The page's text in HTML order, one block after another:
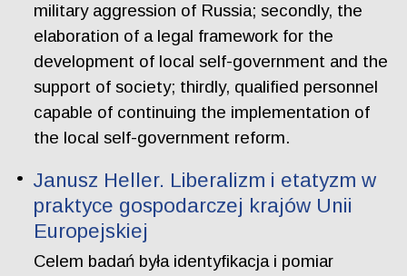
military aggression of Russia; secondly, the
elaboration of a legal framework for the
development of local self-government and the
support of society; thirdly, qualified personnel
capable of continuing the implementation of
the local self-government reform.
Janusz Heller. Liberalizm i etatyzm w
praktyce gospodarczej krajów Unii
Europejskiej
Celem badań była identyfikacja i pomiar